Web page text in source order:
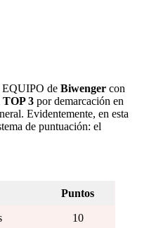
EQUIPO de Biwenger con
TOP 3 por demarcación en
Evidentemente, en esta
de puntuación: el
Puntos
10